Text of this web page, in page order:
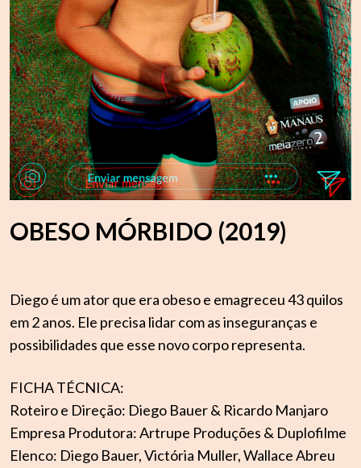
OBESO MÓRBIDO (2019)
Diego é um ator que era obeso e emagreceu 43 quilos
em 2 anos. Ele precisa lidar com as inseguranças e
possibilidades que esse novo corpo representa.
FICHA TÉCNICA:
Roteiro e Direção: Diego Bauer & Ricardo Manjaro
Empresa Produtora: Artrupe Produções & Duplofilme
Elenco: Diego Bauer, Victória Muller, Wallace Abreu